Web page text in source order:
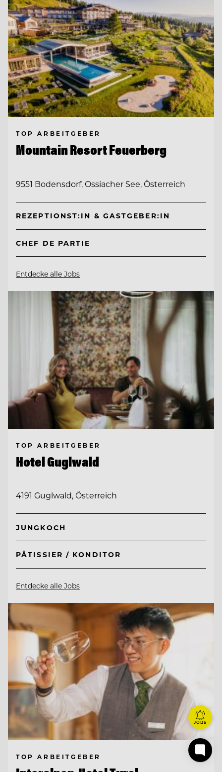
TOP ARBEITGEBER
Mountain Resort Feuerberg
9551 Bodensdorf, Ossiacher See, Österreich
REZEPTIONST:IN & GASTGEBER:IN
CHEF DE PARTIE
Entdecke alle Jobs
TOP ARBEITGEBER
Hotel Guglwald
4191 Guglwald, Österreich
JUNGKOCH
PÂTISSIER / KONDITOR
Entdecke alle Jobs
TOP ARBEITGEBER
JOBS